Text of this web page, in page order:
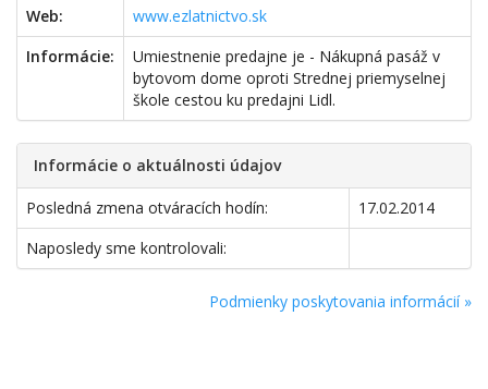
Web:
www.ezlatnictvo.sk
Informácie:
Umiestnenie predajne je - Nákupná pasáž v
bytovom dome oproti Strednej priemyselnej
škole cestou ku predajni Lidl.
Informácie o aktuálnosti údajov
Posledná zmena otváracích hodín:
17.02.2014
Naposledy sme kontrolovali:
Podmienky poskytovania informácií »